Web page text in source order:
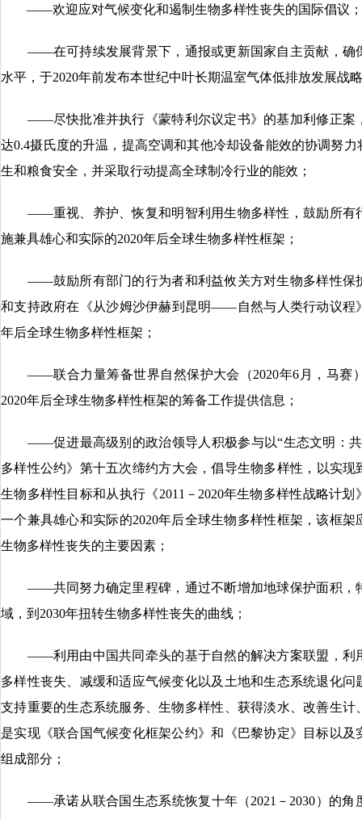
——欢迎应对气候变化和遏制生物多样性丧失的国际倡议；
——在可持续发展背景下，通报或更新国家自主贡献，确
水平，于2020年前发布本世纪中叶长期温室气体低排放发展战
——尽快批准并执行《蒙特利尔议定书》的基加利修正案
达0.4摄氏度的升温，提高空调和其他冷却设备能效的协调努
生和粮食安全，并采取行动提高全球制冷行业的能效；
——重视、养护、恢复和明智利用生物多样性，鼓励所有
施兼具雄心和实际的2020年后全球生物多样性框架；
——鼓励所有部门的行为者和利益攸关方对生物多样性保
和支持政府在《从沙姆沙伊赫到昆明——自然与人类行动议程
年后全球生物多样性框架；
——联合力量筹备世界自然保护大会（2020年6月，马赛
2020年后全球生物多样性框架的筹备工作提供信息；
——促进最高级别的政治领导人积极参与以“生态文明：共
多样性公约》第十五次缔约方大会，倡导生物多样性，以实
生物多样性目标和从执行《2011－2020年生物多样性战略计
一个兼具雄心和实际的2020年后全球生物多样性框架，该框
生物多样性丧失的主要因素；
——共同努力确定里程碑，通过不断增加地球保护面积，
域，到2030年扭转生物多样性丧失的曲线；
——利用由中国共同牵头的基于自然的解决方案联盟，利
多样性丧失、减缓和适应气候变化以及土地和生态系统退化
支持重要的生态系统服务、生物多样性、获得淡水、改善生
是实现《联合国气候变化框架公约》和《巴黎协定》目标以
组成部分；
——承诺从联合国生态系统恢复十年（2021－2030）的角